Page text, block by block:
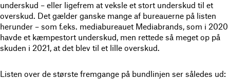
underskud – eller ligefrem at veksle et stort underskud til et
overskud. Det gælder ganske mange af bureauerne på listen
herunder – som f.eks. mediabureauet Mediabrands, som i 2020
havde et kæmpestort underskud, men rettede så meget op på
skuden i 2021, at det blev til et lille overskud.
Listen over de største fremgange på bundlinjen ser således ud: